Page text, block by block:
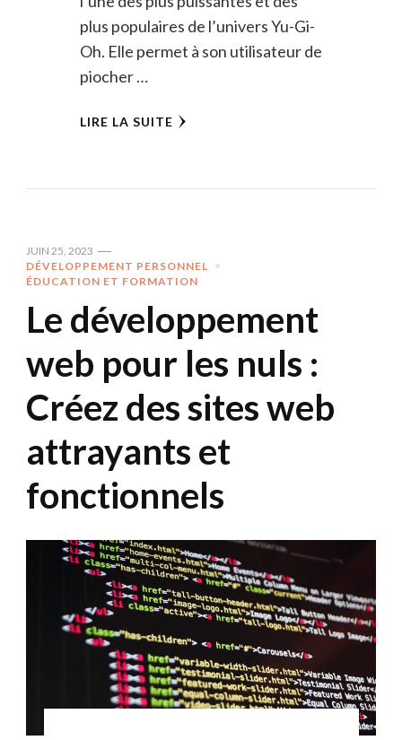
plus populaires de l’univers Yu-Gi-
Oh. Elle permet à son utilisateur de
piocher …
LIRE LA SUITE
JUIN 25, 2023
DÉVELOPPEMENT PERSONNEL
ÉDUCATION ET FORMATION
Le développement
web pour les nuls :
Créez des sites web
attrayants et
fonctionnels